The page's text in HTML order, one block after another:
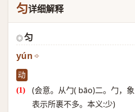
匀详细解释
◎ 匀
yún
动
(会意。从勹( bāo)二。勹，
表示所裹不多。本义:少)